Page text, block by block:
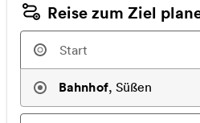
Reise zum Ziel
Bahnhof, Süßen